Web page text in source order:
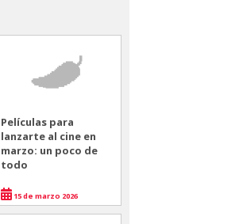
Películas para
lanzarte al cine en
marzo: un poco de
todo
15 de marzo 2026